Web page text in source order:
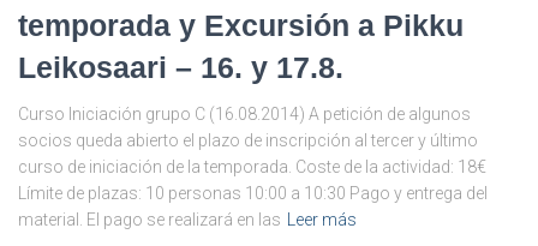
temporada y Excursión a Pikku
Leikosaari – 16. y 17.8.
Curso Iniciación grupo C (16.08.2014) A petición de algunos
socios queda abierto el plazo de inscripción al tercer y último
curso de iniciación de la temporada. Coste de la actividad: 18€
Límite de plazas: 10 personas 10:00 a 10:30 Pago y entrega del
material. El pago se realizará en las Leer más